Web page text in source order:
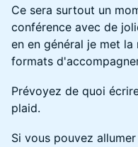
Ce sera surtout un
conférence avec de
en en général je met la
formats
Prévoyez de quoi
plaid.
Si vous pouvez